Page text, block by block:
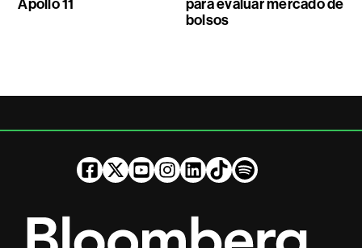
Apollo 11
para evaluar mercado de
bolsos